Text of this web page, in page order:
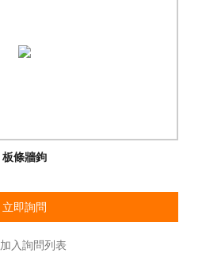
板條牆鉤
立即詢問
加入詢問列表